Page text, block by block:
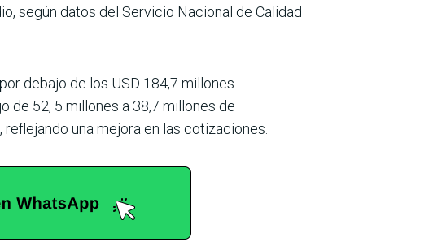
según datos del Servicio Nacional de Calidad
debajo de los USD 184,7 millones
de 52, 5 millones a 38,7 millones de
una mejora en las cotizaciones.